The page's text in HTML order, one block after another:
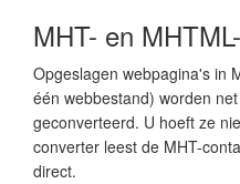
MHT- en
Opgeslagen webpagina's in
één webbestand) worden
geconverteerd. U hoeft ze
converter leest de MHT-
direct.